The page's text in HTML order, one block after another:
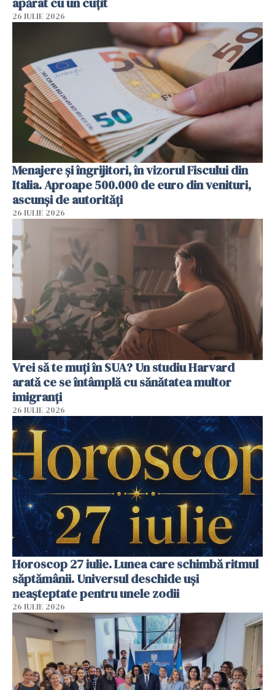
26 IULIE 2026
Menajere și îngrijitori, în vizorul Fiscului din
Italia. Aproape 500.000 de euro din venituri,
ascunși de autorități
26 IULIE 2026
Vrei să te muți în SUA? Un studiu Harvard
arată ce se întâmplă cu sănătatea multor
imigranți
26 IULIE 2026
Horoscop 27 iulie. Lunea care schimbă ritmul
săptămânii. Universul deschide uși
neașteptate pentru unele zodii
26 IULIE 2026